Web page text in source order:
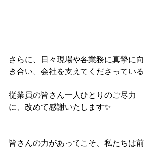
さらに、日々現場や各業務に真摯に向
き合い、会社を支えてくださっている
従業員の皆さん一人ひとりのご尽力
に、改めて感謝いたします✨
皆さんの力があってこそ、私たちは前